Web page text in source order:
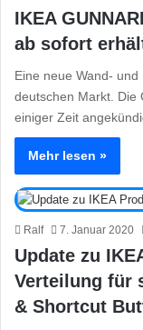
IKEA
ab sofort
Eine neue Wand-
deutschen Markt. Die
einiger Zeit
Mehr lesen »
Ralf 7. Januar 2020
Update zu
Verteilung für
& Shortcut